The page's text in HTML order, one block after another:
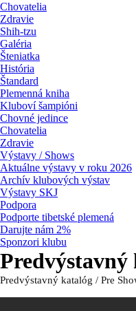
Chovatelia
Zdravie
Shih-tzu
Galéria
Šteniatka
História
Štandard
Plemenná kniha
Kluboví šampióni
Chovné jedince
Chovatelia
Zdravie
Výstavy / Shows
Aktuálne výstavy v roku 2026
Archív klubových výstav
Výstavy SKJ
Podpora
Podporte tibetské plemená
Darujte nám 2%
Sponzori klubu
Predvýstavný
Predvýstavný katalóg / Pre